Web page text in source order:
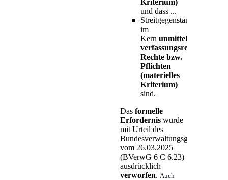
und dass ...
Streitgegenstand
im
Kern unmittelbar
verfassungsrechtliche
Rechte bzw.
Pflichten
(materielles
Kriterium)
sind.
Das formelle
Erfordernis wurde
mit Urteil des
Bundesverwaltungsgerichts
vom 26.03.2025
(BVerwG 6 C 6.23)
ausdrücklich
verworfen. Auch